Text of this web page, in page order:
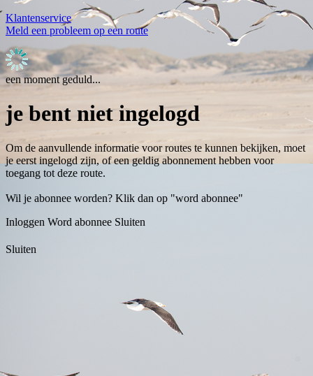
Klantenservice
Meld een probleem op een route
een moment geduld...
je bent niet ingelogd
Om de aanvullende informatie voor routes te kunnen bekijken, moet
je eerst ingelogd zijn, of een geldig abonnement hebben voor
toegang tot deze route.
Wil je abonnee worden? Klik dan op "word abonnee"
Inloggen Word abonnee Sluiten
Sluiten